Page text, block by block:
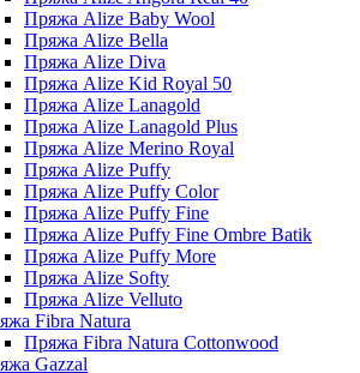
Пряжа Alize Baby Wool
Пряжа Alize Bella
Пряжа Alize Diva
Пряжа Alize Kid Royal 50
Пряжа Alize Lanagold
Пряжа Alize Lanagold Plus
Пряжа Alize Merino Royal
Пряжа Alize Puffy
Пряжа Alize Puffy Color
Пряжа Alize Puffy Fine
Пряжа Alize Puffy Fine Ombre Batik
Пряжа Alize Puffy More
Пряжа Alize Softy
Пряжа Alize Velluto
Fibra Natura
Пряжа Fibra Natura Cottonwood
Gazzal